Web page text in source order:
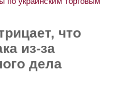
что
из-за
дела